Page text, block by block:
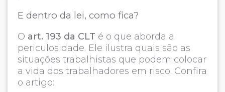
E dentro da lei, como fica?
O art. 193 da CLT é o que aborda a
periculosidade. Ele ilustra quais são as
situações trabalhistas que podem colocar
a vida dos trabalhadores em risco. Confira
o artigo: